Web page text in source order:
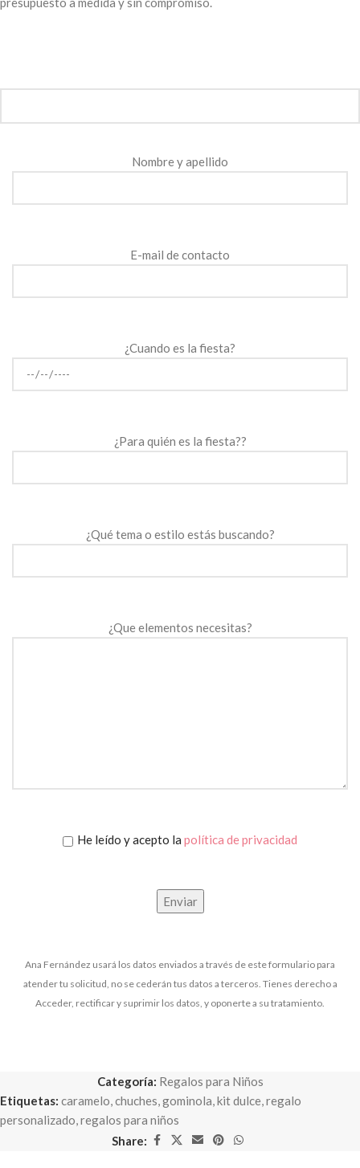
Nombre y apellido
E-mail de contacto
¿Cuando es la fiesta?
¿Para quién es la fiesta??
¿Qué tema o estilo estás buscando?
¿Que elementos necesitas?
He leído y acepto la política de privacidad
Ana Fernández usará los datos enviados a través de este formulario para
atender tu solicitud, no se cederán tus datos a terceros. Tienes derecho a
Acceder, rectificar y suprimir los datos, y oponerte a su tratamiento.
Categoría: Regalos para Niños
Etiquetas: caramelo,chuches,gominola,kit dulce,regalo
personalizado,regalos para niños
Share: